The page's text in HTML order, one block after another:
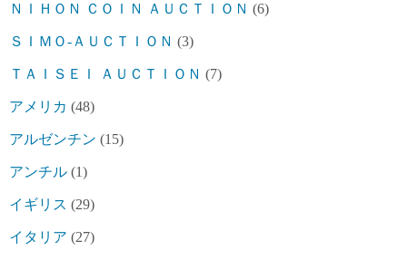
ＮＩＨＯＮ ＣＯＩＮ ＡＵＣＴＩＯＮ (6)
ＳＩＭＯ-ＡＵＣＴＩＯＮ (3)
ＴＡＩＳＥＩ ＡＵＣＴＩＯＮ (7)
アメリカ (48)
アルゼンチン (15)
アンチル (1)
イギリス (29)
イタリア (27)